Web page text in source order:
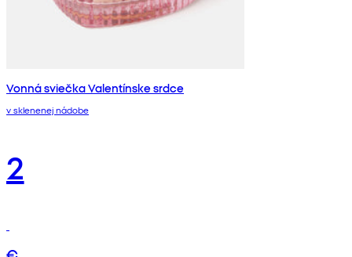
Vonná sviečka Valentínske srdce
v sklenenej nádobe
2